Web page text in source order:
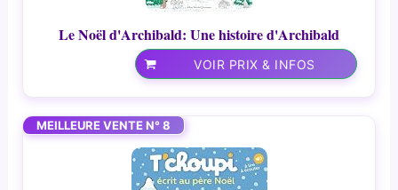
Le Noël d'Archibald: Une histoire d'Archibald
VOIR PRIX & INFOS
MEILLEURE VENTE N° 8